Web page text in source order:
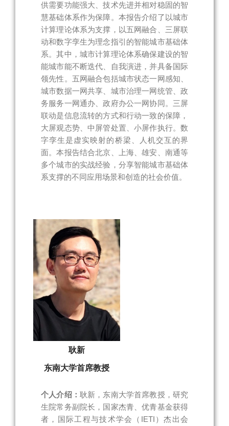
供需要功能强大、技术先进并相对稳固的智
慧基础体系作为保障。本报告介绍了以城市
计算理论体系为支撑，以五网融合、三屏联
动和数字孪生为理念指引的智能城市基础体
系。其中，城市计算理论体系确保建设的智
能城市能不断迭代、自我演进，并具备国际
领先性。五网融合包括城市状态一网感知、
城市数据一网共享、城市治理一网统管、政
务服务一网通办、政府办公一网协同。三屏
联动是信息流转的方式和行动一致的保障，
大屏观态势、中屏管处置、小屏作执行。数
字孪生是虚实映射的桥梁、人机交互的界
面。本报告结合北京、上海、雄安、南通等
多个城市的实战经验，分享智能城市基础体
系支撑的不同应用场景和创造的社会价值。
耿新
东南大学首席教授
个人介绍： 耿新，东南大学首席教授，研究
生院常务副院长，国家杰青、优青基金获得
者，国际工程与技术学会（IETI）杰出会